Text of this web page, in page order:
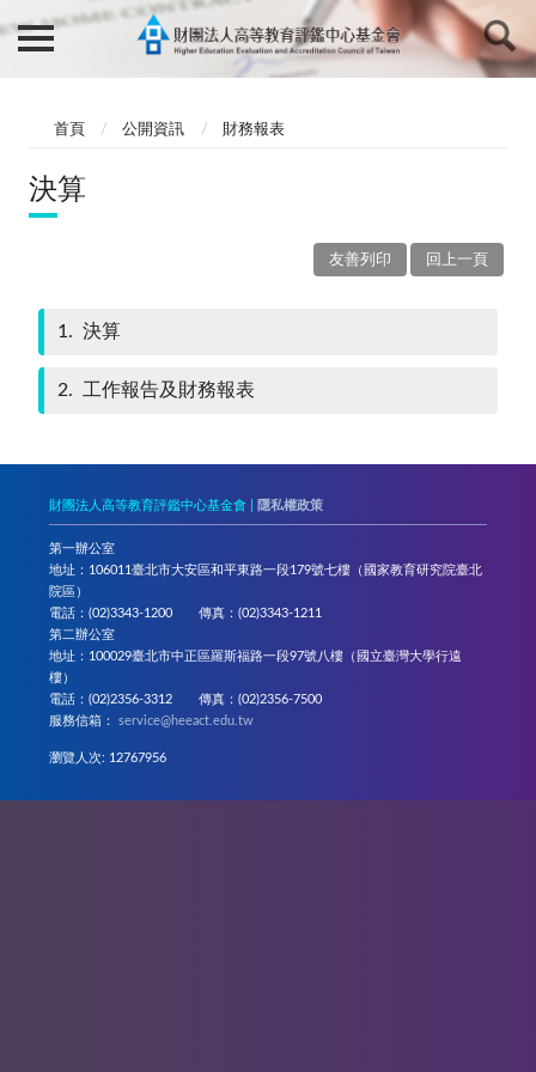
首頁 公開資訊 財務報表
決算
回上一頁
友善列印
1 決算
2 工作報告及財務報表
財團法人高等教育評鑑中心基金會 | 隱私權政策
第一辦公室
地址：106011臺北市大安區和平東路一段179號七樓（國家教育研究院臺北
院區）
電話：(02)3343-1200 傳真：(02)3343-1211
第二辦公室
地址：100029臺北市中正區羅斯福路一段97號八樓（國立臺灣大學行遠
樓）
電話：(02)2356-3312 傳真：(02)2356-7500
服務信箱：service@heeact.edu.tw
瀏覽人次: 12767956